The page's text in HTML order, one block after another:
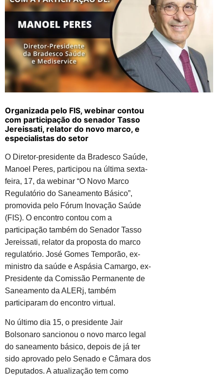
Organizada pelo FIS, webinar contou
com participação do senador Tasso
Jereissati, relator do novo marco, e
especialistas do setor
O Diretor-presidente da Bradesco Saúde,
Manoel Peres, participou na última sexta-
feira, 17, da webinar “O Novo Marco
Regulatório do Saneamento Básico”,
promovida pelo Fórum Inovação Saúde
(FIS). O encontro contou com a
participação também do Senador Tasso
Jereissati, relator da proposta do marco
regulatório. José Gomes Temporão, ex-
ministro da saúde e Aspásia Camargo, ex-
Presidente da Comissão Permanente de
Saneamento da ALERj, também
participaram do encontro virtual.
No último dia 15, o presidente Jair
Bolsonaro sancionou o novo marco legal
do saneamento básico, depois de já ter
sido aprovado pelo Senado e Câmara dos
Deputados. A atualização tem como